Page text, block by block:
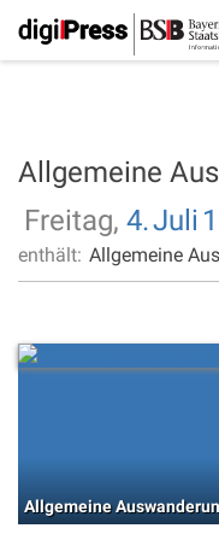
Allgemeine
Freitag, 4.Juli
enthält: Allgemeine
Allgemeine